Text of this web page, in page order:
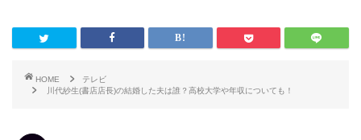
HOME
テレビ
川代紗生(書店店長)の結婚した夫は誰？高校大学や年収についても！